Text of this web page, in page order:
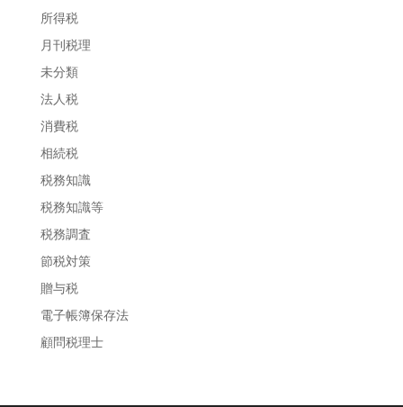
所得税
月刊税理
未分類
法人税
消費税
相続税
税務知識
税務知識等
税務調査
節税対策
贈与税
電子帳簿保存法
顧問税理士